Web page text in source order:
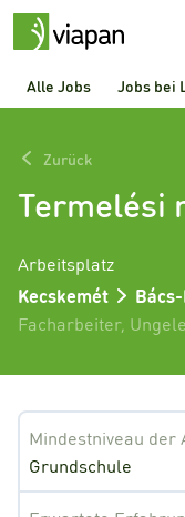
Alle Jobs Jobs bei
Zurück
Termelési
Arbeitsplatz
Kecskemét
Facharbeiter,
Mindestniveau der
Grundschule